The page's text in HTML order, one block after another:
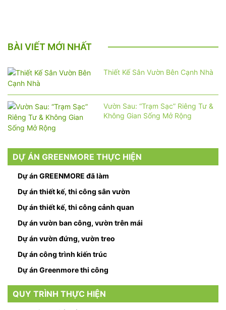
BÀI VIẾT MỚI NHẤT
Thiết Kế Sân Vườn Bên Cạnh Nhà
Vườn Sau: “Trạm Sạc” Riêng Tư &
Không Gian Sống Mở Rộng
DỰ ÁN GREENMORE THỰC HIỆN
Dự án GREENMORE đã làm
Dự án thiết kế, thi công sân vườn
Dự án thiết kế, thi công cảnh quan
Dự án vườn ban công, vườn trên mái
Dự án vườn đứng, vườn treo
Dự án công trình kiến trúc
Dự án Greenmore thi công
QUY TRÌNH THỰC HIỆN